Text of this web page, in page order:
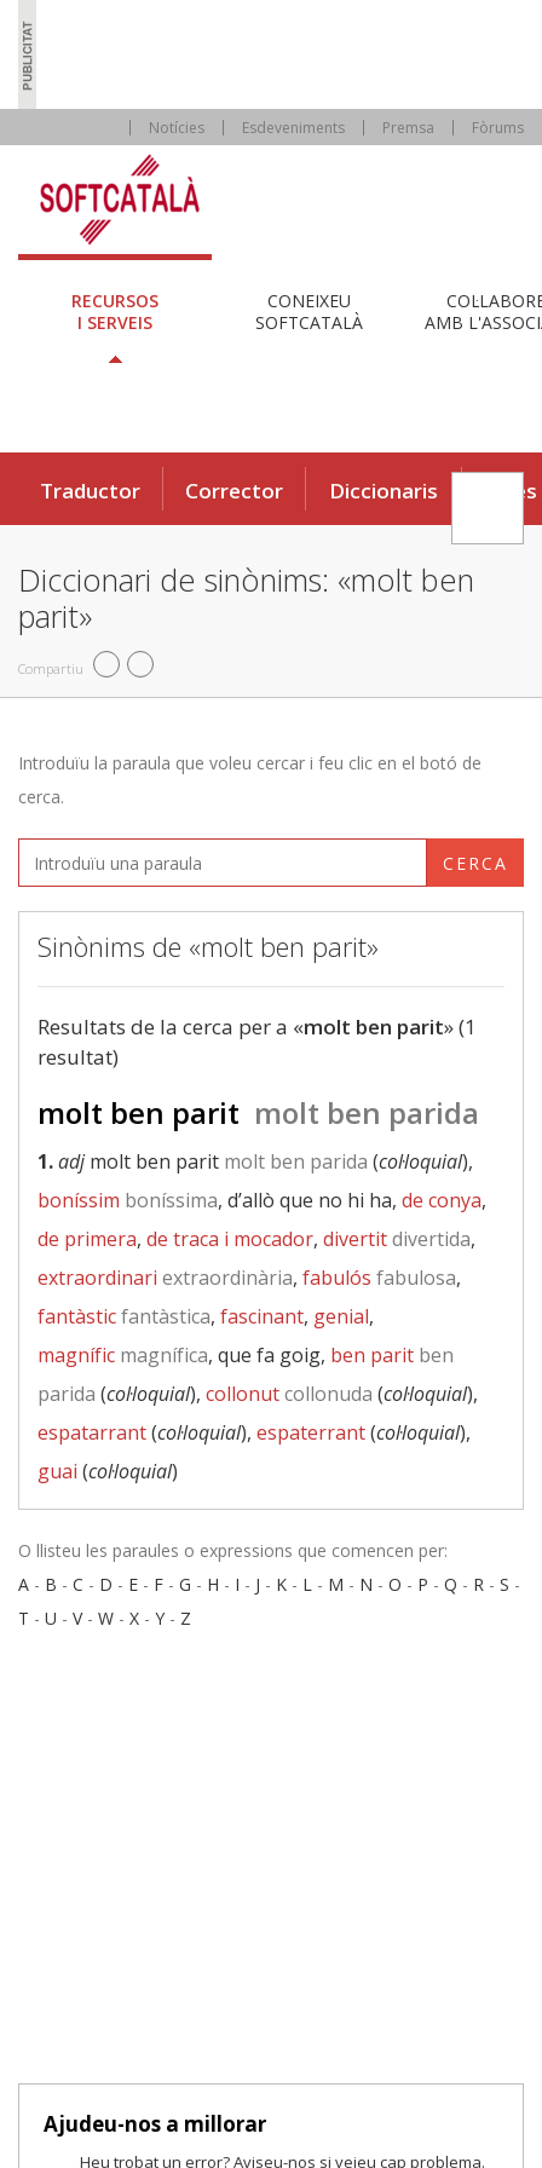
Notícies Esdeveniments Premsa Fòrums
RECURSOS
I SERVEIS
CONEIXEU
SOFTCATALÀ
AMB
Traductor Corrector Diccionaris Eines
Diccionari de sinònims: «molt ben
parit»
Compartiu
Introduïu la paraula que voleu cercar i feu clic en el botó de
cerca.
CERCA
Sinònims de «molt ben parit»
Resultats de la cerca per a «molt ben parit» (1
resultat)
molt ben parit molt ben parida
1.adjmolt ben parit molt ben parida (col·loquial),
boníssim boníssima, d’allò que no hi ha, de conya,
de primera, de traca i mocador, divertitdivertida,
extraordinari extraordinària, fabulós fabulosa,
fantàsticfantàstica, fascinant, genial,
magnífic magnífica, que fa goig, ben parit ben
parida (col·loquial), collonutcollonuda (col·loquial),
espatarrant(col·loquial), espaterrant(col·loquial),
guai (col·loquial)
O llisteu les paraules o expressions que comencen per:
A - B - C - D - E - F - G - H - I - J - K - L - M - N - O - P - Q - R - S -
T - U - V- W - X - Y - Z
Ajudeu-nos a millorar
Heu trobat un error? Aviseu-nos si veieu cap problema.